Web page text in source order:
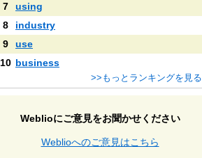
7
using
8
industry
9
use
10 business
>>もっとランキングを見る
Weblioにご意見をお聞かせください
Weblioへのご意見はこちら